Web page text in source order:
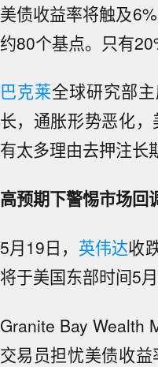
美债收益率将触及
约80个基点。只有
巴克莱全球研究部
长，通胀形势恶化
有太多理由去押注长
高预期下警惕市场回
5月19日， 英伟达收
将于美国东部时间5
Granite Bay Wealth
交易员担忧美债收